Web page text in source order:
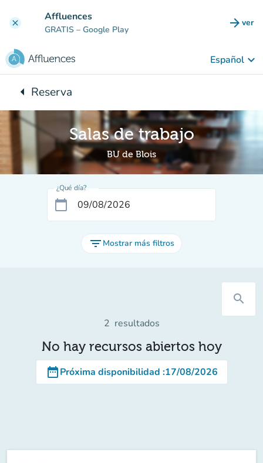
clear Affluences
GRATIS – Google Play arrow_forward ver
Español keyboard_arrow_down
arrow_leftVuelta:
Reserva
Salas de trabajo
BU de Blois
¿Qué día?
calendar_today
filter_list Mostrar más filtros
search
2 resultados
No hay recursos abiertos hoy
date_rangePróxima disponibilidad :17/08/2026